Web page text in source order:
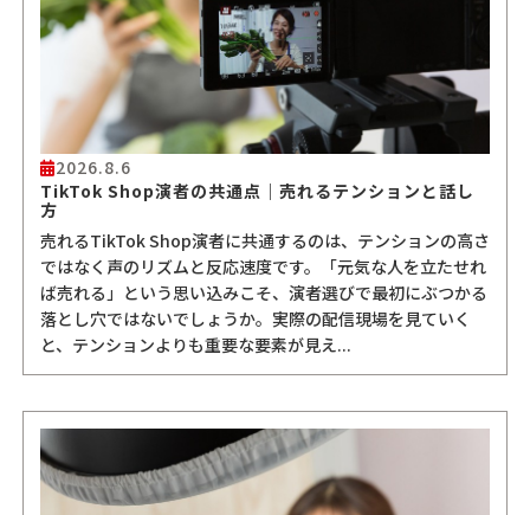
2026.8.6
TikTok Shop演者の共通点｜売れるテンションと話し
方
売れるTikTok Shop演者に共通するのは、テンションの高さ
ではなく声のリズムと反応速度です。「元気な人を立たせれ
ば売れる」という思い込みこそ、演者選びで最初にぶつかる
落とし穴ではないでしょうか。実際の配信現場を見ていく
と、テンションよりも重要な要素が見え...